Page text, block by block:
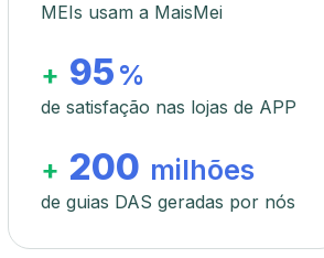
MEIs usam a MaisMei
+ 95 %
de satisfação nas lojas de APP
+ 200 milhões
de guias DAS geradas por nós